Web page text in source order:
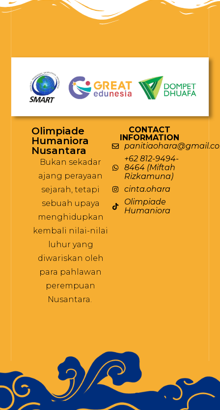
Olimpiade
Humaniora
Nusantara
Bukan sekadar
ajang perayaan
sejarah, tetapi
sebuah upaya
menghidupkan
kembali nilai-nilai
luhur yang
diwariskan oleh
para pahlawan
perempuan
Nusantara.
CONTACT
INFORMATION
+62 812-9494-
8464 (Miftah
Rizkamuna)
cinta.ohara
Olimpiade
Humaniora